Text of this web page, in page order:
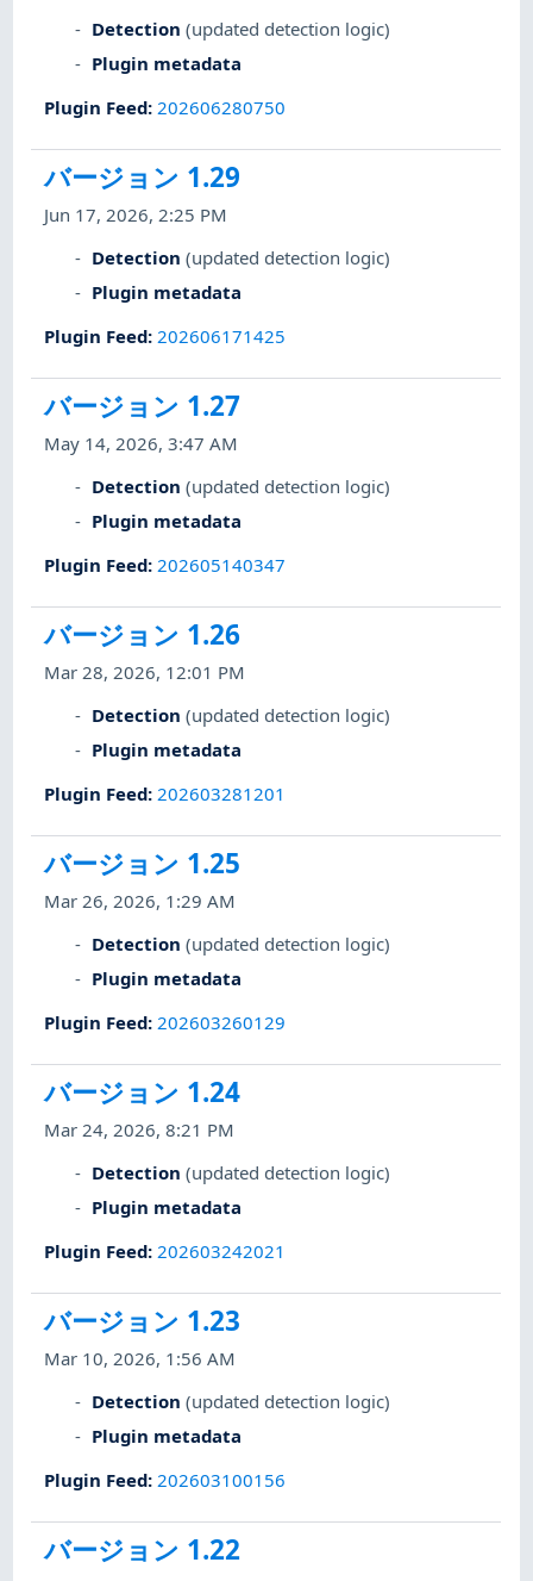
Detection (updated detection logic)
Plugin metadata
Plugin Feed: 202606280750
バージョン 1.29
Jun 17, 2026, 2:25 PM
Detection (updated detection logic)
Plugin metadata
Plugin Feed: 202606171425
バージョン 1.27
May 14, 2026, 3:47 AM
Detection (updated detection logic)
Plugin metadata
Plugin Feed: 202605140347
バージョン 1.26
Mar 28, 2026, 12:01 PM
Detection (updated detection logic)
Plugin metadata
Plugin Feed: 202603281201
バージョン 1.25
Mar 26, 2026, 1:29 AM
Detection (updated detection logic)
Plugin metadata
Plugin Feed: 202603260129
バージョン 1.24
Mar 24, 2026, 8:21 PM
Detection (updated detection logic)
Plugin metadata
Plugin Feed: 202603242021
バージョン 1.23
Mar 10, 2026, 1:56 AM
Detection (updated detection logic)
Plugin metadata
Plugin Feed: 202603100156
バージョン 1.22